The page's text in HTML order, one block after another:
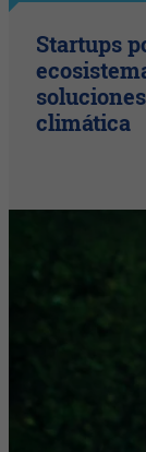
Startups
climática